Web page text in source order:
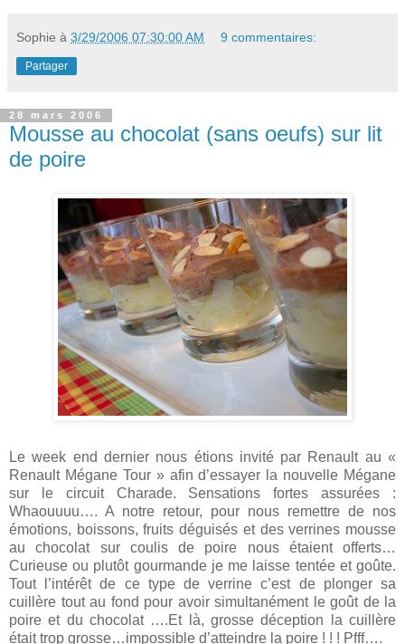
Sophie à 3/29/2006 07:30:00 AM 9 commentaires:
Partager
28 mars 2006
Mousse au chocolat (sans oeufs) sur lit
de poire
Le week end dernier nous étions invité par Renault au «
Renault Mégane Tour » afin d’essayer la nouvelle Mégane
sur le circuit Charade. Sensations fortes assurées :
Whaouuuu…. A notre retour, pour nous remettre de nos
émotions, boissons, fruits déguisés et des verrines mousse
au chocolat sur coulis de poire nous étaient offerts…
Curieuse ou plutôt gourmande je me laisse tentée et goûte.
Tout l’intérêt de ce type de verrine c’est de plonger sa
cuillère tout au fond pour avoir simultanément le goût de la
poire et du chocolat ….Et là, grosse déception la cuillère
était trop grosse…impossible d’atteindre la poire ! ! ! Pfff….